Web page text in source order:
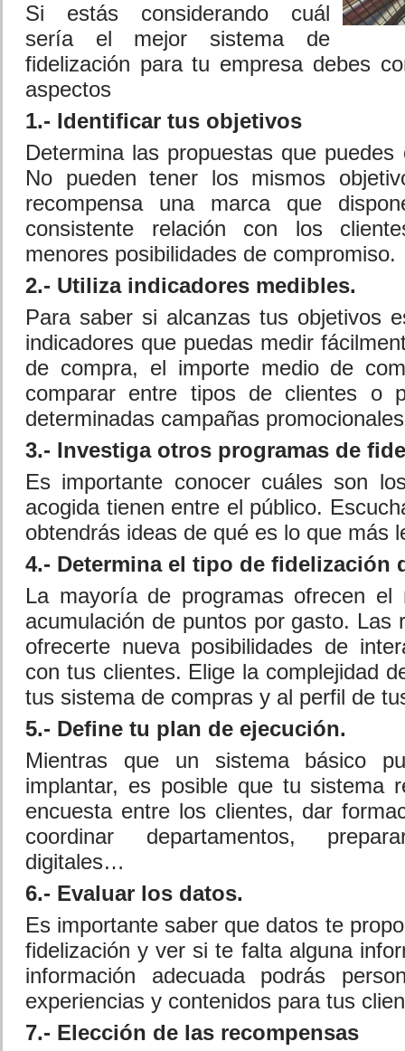
Si estás considerando cuál
sería el mejor sistema de
fidelización para tu empresa debes
aspectos
1.- Identificar tus objetivos
Determina las propuestas que
No pueden tener los mismos
recompensa una marca que
consistente relación con los
menores posibilidades de compromiso.
2.- Utiliza indicadores medibles.
Para saber si alcanzas tus objetivos
indicadores que puedas medir
de compra, el importe medio de
comparar entre tipos de clientes o
determinadas campañas
3.- Investiga otros programas de
Es importante conocer cuáles son
acogida tienen entre el público.
obtendrás ideas de qué es lo que más
4.- Determina el tipo de fidelización
La mayoría de programas ofrecen el
acumulación de puntos por gasto. Las
ofrecerte nueva posibilidades de
con tus clientes. Elige la complejidad
tus sistema de compras y al perfil de
5.- Define tu plan de ejecución.
Mientras que un sistema básico
implantar, es posible que tu sistema
encuesta entre los clientes, dar
coordinar departamentos,
digitales…
6.- Evaluar los datos.
Es importante saber que datos te
fidelización y ver si te falta alguna
información adecuada podrás
experiencias y contenidos para tus
7.- Elección de las recompensas